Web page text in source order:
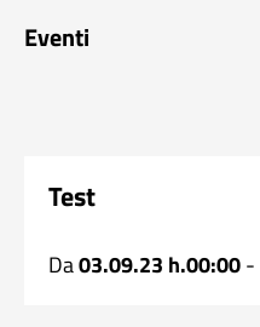
Eventi
Test
Da03.09.23 h.00:00-